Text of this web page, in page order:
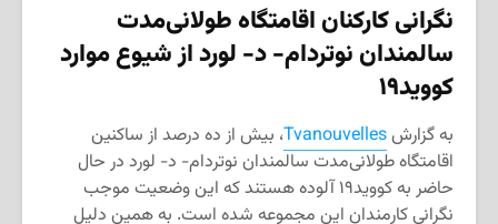
نگرانی کارکنان اقامتگاه طولانی‌مدت
سالمنداننوتردام- د- لورد از شیوع موارد
کووید۱۹
به گزارشTvanouvelles، بیش از ده درصد از ساکنین
اقامتگاه طولانی‌مدت سالمندان نوتردام- د- لورد در حال
حاضر به کووید۱۹ آلوده هستند که این وضعیت موجب
نگرانی کارمندان این مجموعه شده است. به همین دلیل